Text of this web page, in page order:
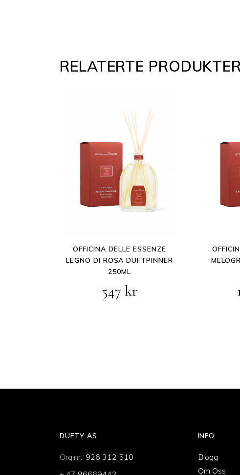
RELATERTE PRODUKTER
OFFICINA DELLE ESSENZE
LEGNO DI ROSA DUFTPINNER
250ML
547 kr
DUFTY AS
Org.nr.: 926 312 510
INFO
Blogg
Om Oss